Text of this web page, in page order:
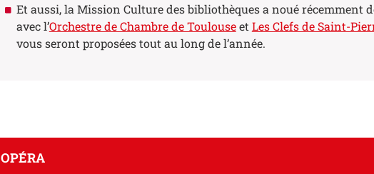
Et aussi, la Mission Culture des bibliothèques a noué récemment
avec l’Orchestre de Chambre de Toulouseet Les Clefs de Saint-
vous seront proposées tout au long de l’année.
OPÉRA